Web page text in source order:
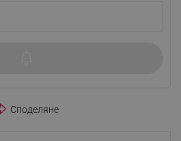
Споделяне